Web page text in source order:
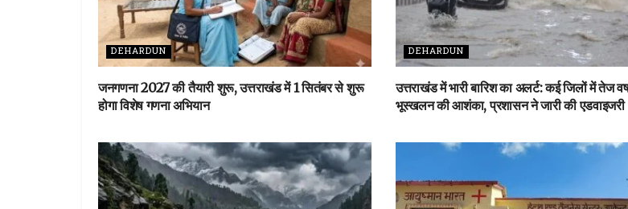
DEHARDUN
जनगणना 2027 की तैयारी शुरू, उत्तराखंड में 1 सितंबर से शुरू
होगा विशेष गणना अभियान
DEHARDUN
उत्तराखंड में भारी बारिश का अलर्ट: कई जिलों में तेज
भूस्खलन की आशंका, प्रशासन ने जारी की एडवाइजरी